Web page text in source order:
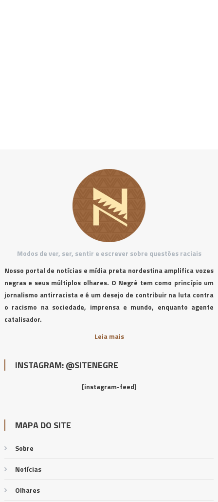
Modos de ver, ser, sentir e escrever sobre questões raciais
Nosso portal de notícias e mídia preta nordestina amplifica vozes
negras e seus múltiplos olhares. O Negrê tem como princípio um
jornalismo antirracista e é um desejo de contribuir na luta contra
o racismo na sociedade, imprensa e mundo, enquanto agente
catalisador.
Leia mais
INSTAGRAM: @SITENEGRE
[instagram-feed]
MAPA DO SITE
Sobre
Notícias
Olhares